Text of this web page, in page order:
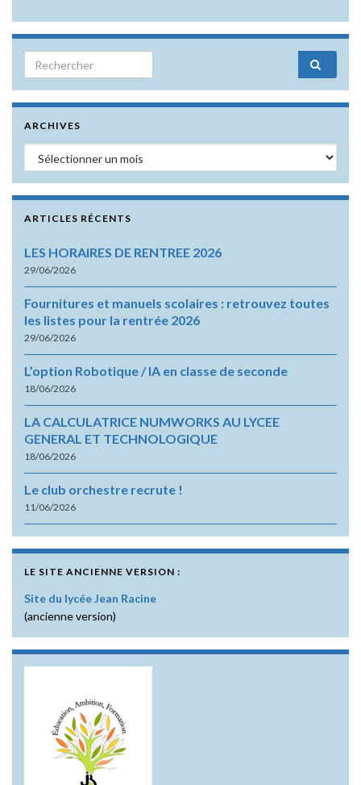
Search for:
ARCHIVES
Archives
ARTICLES RÉCENTS
LES HORAIRES DE RENTREE 2026
29/06/2026
Fournitures et manuels scolaires : retrouvez toutes
les listes pour la rentrée 2026
29/06/2026
L’option Robotique / IA en classe de seconde
18/06/2026
LA CALCULATRICE NUMWORKS AU LYCEE
GENERAL ET TECHNOLOGIQUE
18/06/2026
Le club orchestre recrute !
11/06/2026
LE SITE ANCIENNE VERSION :
Site du lycée Jean Racine
(ancienne version)